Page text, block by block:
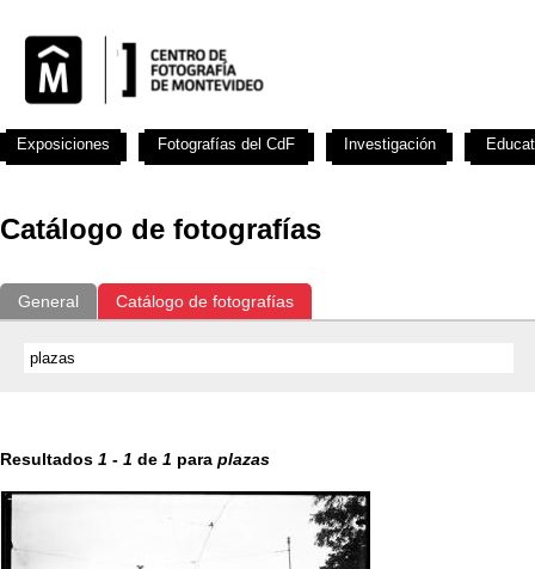
Catálogo de fotografías
General Catálogo de fotografías
Resultados 1 - 1 de 1 para plazas
Exposiciones Fotografías del CdF Investigación